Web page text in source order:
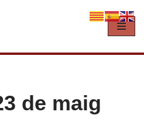
de maig